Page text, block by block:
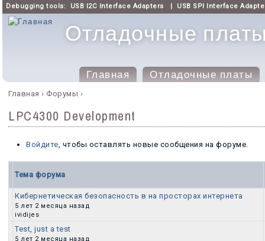
Debugging tools: USB I2C Interface Adapters | USB SPI Interface
Отладочные платы
Главное менюГлавная Отладочные платы
Вы здесь
Главная › Форумы ›
LPC4300 Development
Войдите , чтобы оставлять новые сообщения на форуме.
Тема форума
Обычная тема
Кибернетическая безопасность в на просторах интернета
5 лет 2 месяца назад
ividijes
Test, just a test
5 лет 2 месяца назад